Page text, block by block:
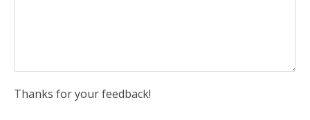
Thanks for your feedback!